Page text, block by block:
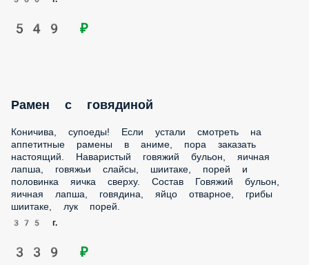
рамены в аниме, пора заказать настоящий. Наваристый
говяжий бульон, яичная лапша, говяжьи слайсы, шиитаке,
порей и половинка яичка сверху. Состав Говяжий бульон,
яичная лапша, говядина, яйцо отварное, грибы шиитаке,
лук порей.
375 г.
339 ₽